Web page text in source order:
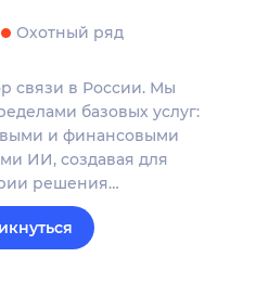
Охотный ряд
связи в России. Мы
базовых услуг:
и финансовыми
ИИ, создавая для
решения…